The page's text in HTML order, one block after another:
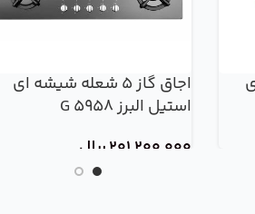
اجاق گاز 5 شعله شیشه ای
استیل البرز G 5958
201,200,000ریال